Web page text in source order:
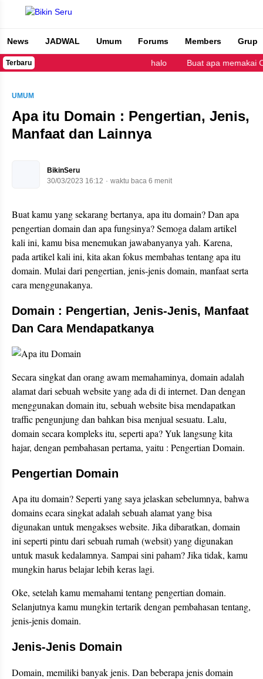
Bikin Seru
News JADWAL Umum Forums Members Grup
Terbaru halo Buat apa memakai
UMUM
Apa itu Domain : Pengertian, Jenis,
Manfaat dan Lainnya
BikinSeru
30/03/2023 16:12
waktu baca 6 menit
Buat kamu yang sekarang bertanya, apa itu domain? Dan apa
pengertian domain dan apa fungsinya? Semoga dalam artikel
kali ini, kamu bisa menemukan jawabanyanya yah. Karena,
pada artikel kali ini, kita akan fokus membahas tentang apa itu
domain. Mulai dari pengertian, jenis-jenis domain, manfaat serta
cara menggunakanya.
Domain : Pengertian, Jenis-Jenis, Manfaat
Dan Cara Mendapatkanya
Secara singkat dan orang awam memahaminya, domain adalah
alamat dari sebuah website yang ada di di internet. Dan dengan
menggunakan domain itu, sebuah website bisa mendapatkan
traffic pengunjung dan bahkan bisa menjual sesuatu. Lalu,
domain secara kompleks itu, seperti apa? Yuk langsung kita
hajar, dengan pembahasan pertama, yaitu : Pengertian Domain.
Pengertian Domain
Apa itu domain? Seperti yang saya jelaskan sebelumnya, bahwa
domains ecara singkat adalah sebuah alamat yang bisa
digunakan untuk mengakses website. Jika dibaratkan, domain
ini seperti pintu dari sebuah rumah (websit) yang digunakan
untuk masuk kedalamnya. Sampai sini paham? Jika tidak, kamu
mungkin harus belajar lebih keras lagi.
Oke, setelah kamu memahami tentang pengertian domain.
Selanjutnya kamu mungkin tertarik dengan pembahasan tentang,
jenis-jenis domain.
Jenis-Jenis Domain
Domain, memiliki banyak jenis. Dan beberapa jenis domain